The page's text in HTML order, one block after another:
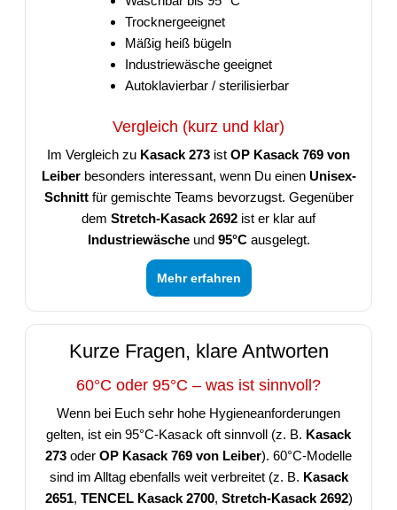
Trocknergeeignet
Mäßig heiß bügeln
Industriewäsche geeignet
Autoklavierbar / sterilisierbar
Vergleich (kurz und klar)
Im Vergleich zu Kasack 273 ist OP Kasack 769 von
Leiberbesonders interessant, wenn Du einen Unisex-
Schnittfür gemischte Teams bevorzugst. Gegenüber
dem Stretch-Kasack 2692 ist er klar auf
Industriewäscheund 95°Causgelegt.
Mehr erfahren
Kurze Fragen, klare Antworten
60°C oder 95°C – was ist sinnvoll?
Wenn bei Euch sehr hohe Hygieneanforderungen
gelten, ist ein 95°C-Kasack oft sinnvoll (z. B. Kasack
273 oder OP Kasack 769 von Leiber). 60°C-Modelle
sind im Alltag ebenfalls weit verbreitet (z. B. Kasack
2651, TENCEL Kasack 2700, Stretch-Kasack 2692)